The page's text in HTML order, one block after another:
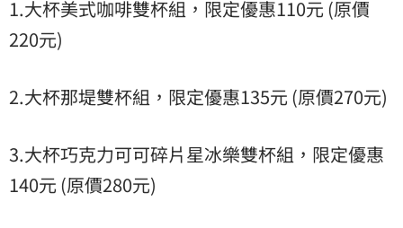
1.大杯美式咖啡雙杯組，限定優惠110元 (原價
220元)
2.大杯那堤雙杯組，限定優惠135元 (原價270元)
3.大杯巧克力可可碎片星冰樂雙杯組，限定優惠
140元 (原價280元)